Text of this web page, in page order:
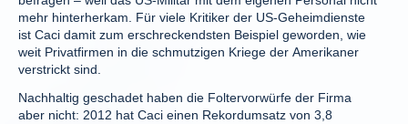
mehr hinterherkam. Für viele Kritiker der US-Geheimdienste
ist Caci damit zum erschreckendsten Beispiel geworden, wie
weit Privatfirmen in die schmutzigen Kriege der Amerikaner
verstrickt sind.
Nachhaltig geschadet haben die Foltervorwürfe der Firma
aber nicht: 2012 hat Caci einen Rekordumsatz von 3,8